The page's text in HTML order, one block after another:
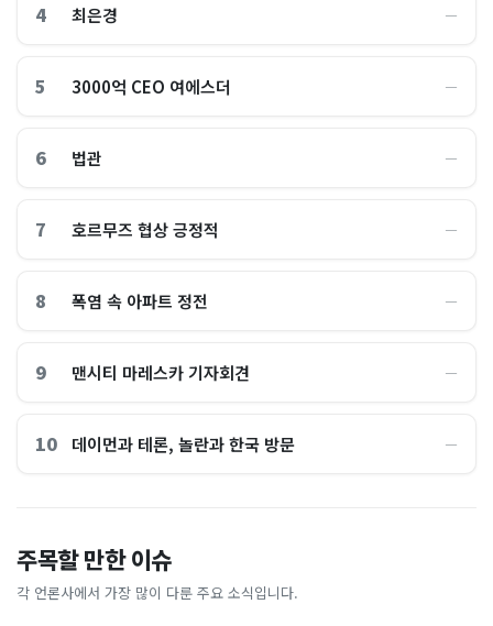
4 최은경 ―
5 3000억 CEO 여에스더 ―
6 법관 ―
7 호르무즈 협상 긍정적 ―
8 폭염 속 아파트 정전 ―
9 맨시티 마레스카 기자회견 ―
10 데이먼과 테론, 놀란과 한국 방문 ―
주목할 만한 이슈
각 언론사에서 가장 많이 다룬 주요 소식입니다.
전국 불타오를 때, 여긴 0.9
도…에어컨 필요없는 韓 이색
피서지중앙일보
는 법 [이슈픽]
KBS
“10% 폭락하자 4조 샀는데,
18% 뛰자 8조 팔았다”…개
서울 최고라고”…사상 첫 기